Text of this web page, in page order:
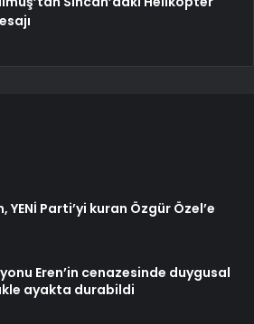
YENİ Parti’yi kuran Özgür Özel’e
Eren’in cenazesinde duygusal
ayakta durabildi